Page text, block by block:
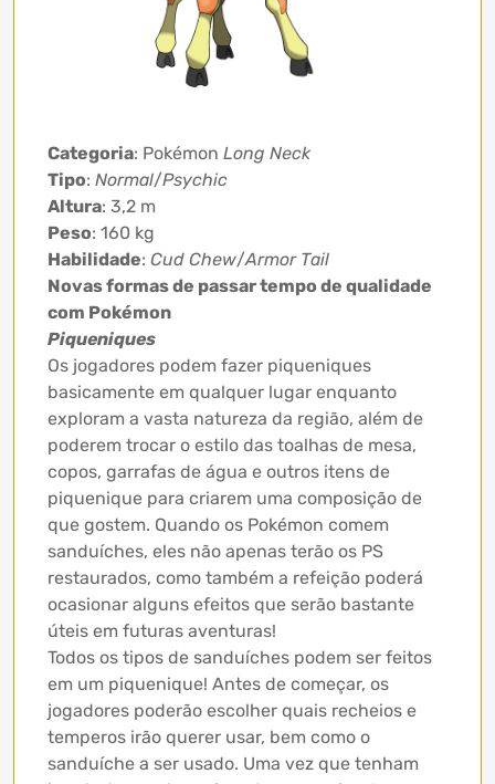
Categoria: Pokémon Long Neck
Tipo: Normal/Psychic
Altura: 3,2 m
Peso: 160 kg
Habilidade: Cud Chew/Armor Tail
Novas formas de passar tempo de qualidade
com Pokémon
Piqueniques
Os jogadores podem fazer piqueniques
basicamente em qualquer lugar enquanto
exploram a vasta natureza da região, além de
poderem trocar o estilo das toalhas de mesa,
copos, garrafas de água e outros itens de
piquenique para criarem uma composição de
que gostem. Quando os Pokémon comem
sanduíches, eles não apenas terão os PS
restaurados, como também a refeição poderá
ocasionar alguns efeitos que serão bastante
úteis em futuras aventuras!
Todos os tipos de sanduíches podem ser feitos
em um piquenique! Antes de começar, os
jogadores poderão escolher quais recheios e
temperos irão querer usar, bem como o
sanduíche a ser usado. Uma vez que tenham